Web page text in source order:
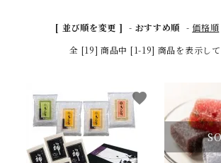
[ 並び順を変更 ] - おすすめ順 -価格順
全 [19] 商品中 [1-19] 商品を表示し
favorite